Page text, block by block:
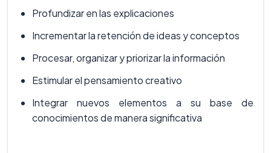
Profundizar en las explicaciones
Incrementar la retención de ideas y conceptos
Procesar, organizar y priorizar la información
Estimular el pensamiento creativo
Integrar nuevos elementos a su base de
conocimientos de manera significativa